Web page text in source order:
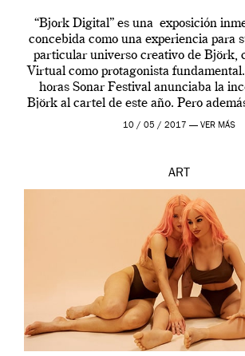
“Bjork Digital” es una exposición
concebida como una experiencia para
particular universo creativo de Björk,
Virtual como protagonista
horas Sonar Festival anunciaba la
Björk al cartel de este año. Pero
en una de las actuaciones más
10 / 05 / 2017 — VER MÁS
ART